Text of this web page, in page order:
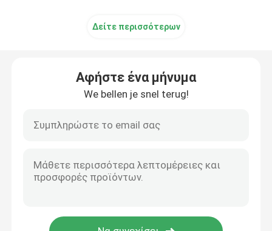
Δείτε περισσότερων
Αφήστε ένα μήνυμα
We bellen je snel terug!